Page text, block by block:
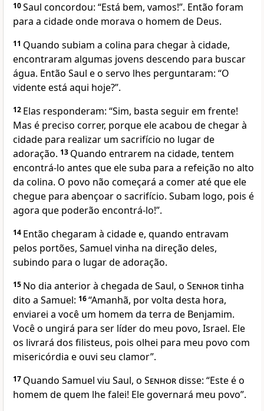
10Saul concordou: “Está bem, vamos!”. Então foram
para a cidade onde morava o homem de Deus.
11 Quando subiam a colina para chegar à cidade,
encontraram algumas jovens descendo para buscar
água. Então Saul e o servo lhes perguntaram: “O
vidente está aqui hoje?”.
12 Elas responderam: “Sim, basta seguir em frente!
Mas é preciso correr, porque ele acabou de chegar à
cidade para realizar um sacrifício no lugar de
adoração. 13 Quando entrarem na cidade, tentem
encontrá-lo antes que ele suba para a refeição no alto
da colina. O povo não começará a comer até que ele
chegue para abençoar o sacrifício. Subam logo, pois é
agora que poderão encontrá-lo!”.
14 Então chegaram à cidade e, quando entravam
pelos portões, Samuel vinha na direção deles,
subindo para o lugar de adoração.
15 No dia anterior à chegada de Saul, o Senhortinha
dito a Samuel: 16“Amanhã, por volta desta hora,
enviarei a você um homem da terra de Benjamim.
Você o ungirá para ser líder do meu povo, Israel. Ele
os livrará dos filisteus, pois olhei para meu povo com
misericórdia e ouvi seu clamor”.
17 Quando Samuel viu Saul, o Senhordisse: “Este é o
homem de quem lhe falei! Ele governará meu povo”.